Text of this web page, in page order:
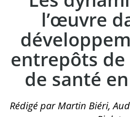
l’œuvre
entrepôts de
de santé
Rédigé par Martin Biéri,